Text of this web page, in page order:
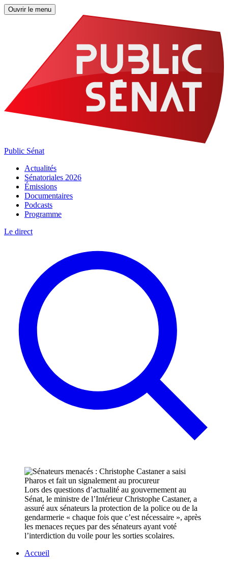
Ouvrir le menu
Public Sénat
Actualités
Sénatoriales 2026
Émissions
Documentaires
Podcasts
Programme
Le direct
Lors des questions d’actualité au gouvernement au
Sénat, le ministre de l’Intérieur Christophe Castaner, a
assuré aux sénateurs la protection de la police ou de la
gendarmerie « chaque fois que c’est nécessaire », après
les menaces reçues par des sénateurs ayant voté
l’interdiction du voile pour les sorties scolaires.
Accueil